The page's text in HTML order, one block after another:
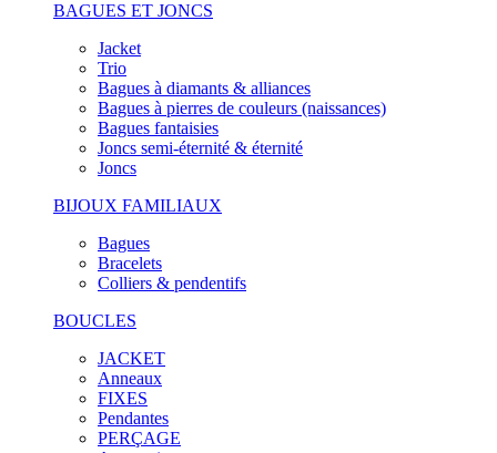
BAGUES ET JONCS
Jacket
Trio
Bagues à diamants & alliances
Bagues à pierres de couleurs (naissances)
Bagues fantaisies
Joncs semi-éternité & éternité
Joncs
BIJOUX FAMILIAUX
Bagues
Bracelets
Colliers & pendentifs
BOUCLES
JACKET
Anneaux
FIXES
Pendantes
PERÇAGE